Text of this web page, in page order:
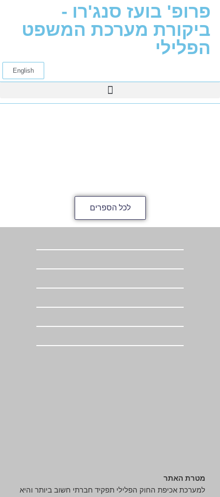
פרופ' בועז סנג'רו -
ביקורת מערכת המשפט
הפלילי
English
לכל הספרים
מטרת האתר
למערכת אכיפת החוק הפלילי תפקיד חברתי חשוב ביותר והיא